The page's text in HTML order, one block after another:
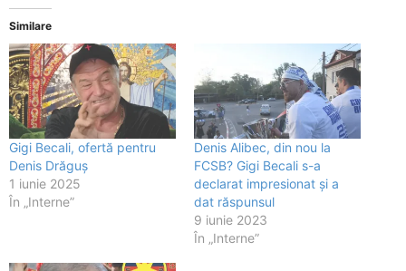
Similare
Gigi Becali, ofertă pentru
Denis Drăguș
1 iunie 2025
În „Interne”
Denis Alibec, din nou la
FCSB? Gigi Becali s-a
declarat impresionat și a
dat răspunsul
9 iunie 2023
În „Interne”